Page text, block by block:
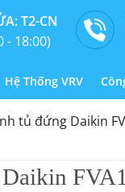
T2-CN
- 18:00)
Hệ Thống VRV
tủ đứng Daikin